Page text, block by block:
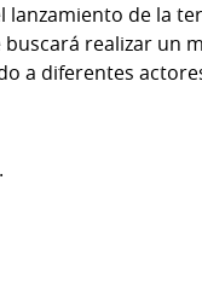
lanzamiento de la
realizar un
a diferentes